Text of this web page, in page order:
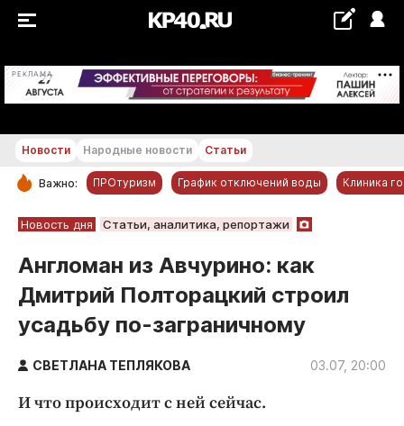
РЕКЛАМА +15...+16 °С
РУБРИКИ
Статьи
Народные новости
Авто и транспорт
Криминал
Новости Народные новости Статьи
Важно: ПРОтуризм График отключений воды Клиника
Новость дня Статьи, аналитика, репортажи
Англоман из Авчурино: как
Дмитрий Полторацкий строил
усадьбу по-заграничному
СВЕТЛАНА ТЕПЛЯКОВА 03.07, 20:00
И что происходит с ней сейчас.